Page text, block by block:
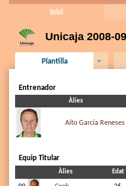
Inici
Unicaja 2008-09
Plantilla
Entrenador
Àlies
Aíto García Reneses
Equip Titular
Àlies Edat